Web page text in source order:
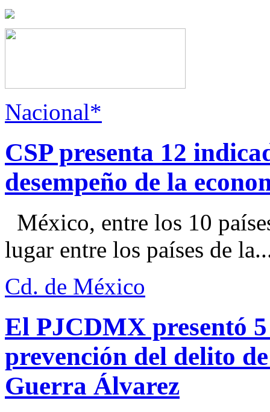
Nacional*
CSP presenta 12
desempeño de la
México, entre los 10
lugar entre los países de
Cd. de México
El PJCDMX presentó
prevención del delito
Guerra Álvarez